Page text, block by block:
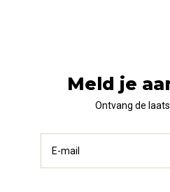
Meld je
Ontvang de